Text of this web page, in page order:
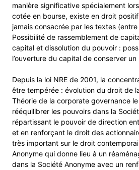
manière significative spécialement
cotée en bourse, existe en droit
jamais consacrée par les textes
Possibilité de rassemblement de
capital et dissolution du pouvoir :
l’ouverture du capital de conserver
Depuis la loi NRE de 2001, la
être tempérée : évolution du droit de
Théorie de la corporate governance
rééquilibrer les pouvoirs dans la
répartissant le pouvoir de direction
et en renforçant le droit des
très important sur le droit
Anonyme qui donne lieu à un
dans la Société Anonyme avec un